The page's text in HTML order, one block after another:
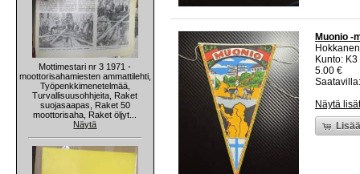
Mottimestari nr 3 1971 -
moottorisahamiesten ammattilehti,
Työpenkkimenetelmää,
Turvallisuusohhjeita, Raket
suojasaapas, Raket 50
moottorisaha, Raket öljyt...
Näytä
Muonio -
Kunto:
5.00 €
Näytä